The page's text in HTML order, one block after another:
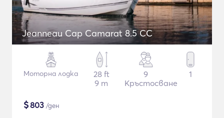
Jeanneau Cap Camarat 8.5 CC
Моторна лодка
28 ft
9 m
9
Кръстосване
1
$803 /ден